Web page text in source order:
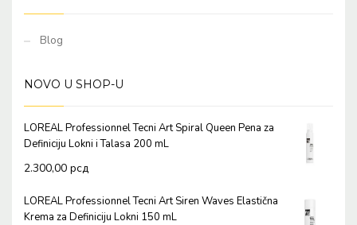
Blog
NOVO U SHOP-U
LOREAL Professionnel Tecni Art Spiral Queen Pena za
Definiciju Lokni i Talasa 200 mL
2.300,00 рсд
LOREAL Professionnel Tecni Art Siren Waves Elastična
Krema za Definiciju Lokni 150 mL